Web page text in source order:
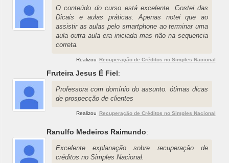
O conteúdo do curso está excelente. Gostei das
Dicais e aulas práticas. Apenas notei que ao
assistir as aulas pelo smartphone ao terminar uma
aula outra aula era iniciada mas não na sequencia
correta.
Realizou Recuperação de Créditos no Simples Nacional
Fruteira Jesus É Fiel:
Professora com domínio do assunto. ótimas dicas
de prospecção de clientes
Realizou Recuperação de Créditos no Simples Nacional
Ranulfo Medeiros Raimundo:
Excelente explanação sobre recuperação de
créditos no Simples Nacional.